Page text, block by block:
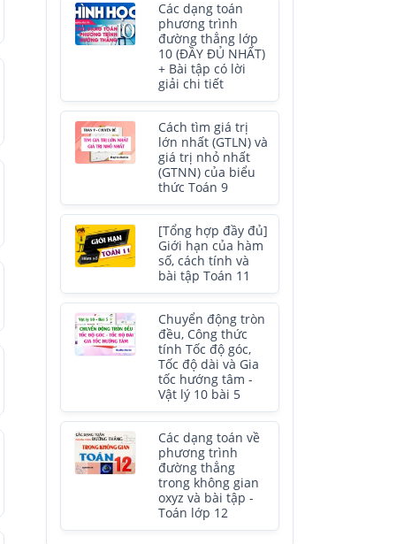
Các dạng toán
phương trình
đường thẳng lớp
10 (ĐẦY ĐỦ NHẤT)
+ Bài tập có lời
giải chi tiết
Cách tìm giá trị
lớn nhất (GTLN) và
giá trị nhỏ nhất
(GTNN) của biểu
thức Toán 9
[Tổng hợp đầy đủ]
Giới hạn của hàm
số, cách tính và
bài tập Toán 11
Chuyển động tròn
đều, Công thức
tính Tốc độ góc,
Tốc độ dài và Gia
tốc hướng tâm -
Vật lý 10 bài 5
Các dạng toán về
phương trình
đường thẳng
trong không gian
oxyz và bài tập -
Toán lớp 12